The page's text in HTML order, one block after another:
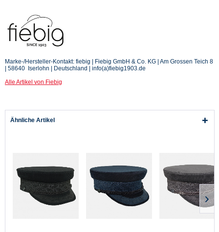
Marke-/Hersteller-Kontakt: fiebig | Fiebig GmbH & Co. KG | Am Grossen Teich 8
| 58640 Iserlohn | Deutschland | info(a)fiebig1903.de
Alle Artikel von Fiebig
Ähnliche Artikel